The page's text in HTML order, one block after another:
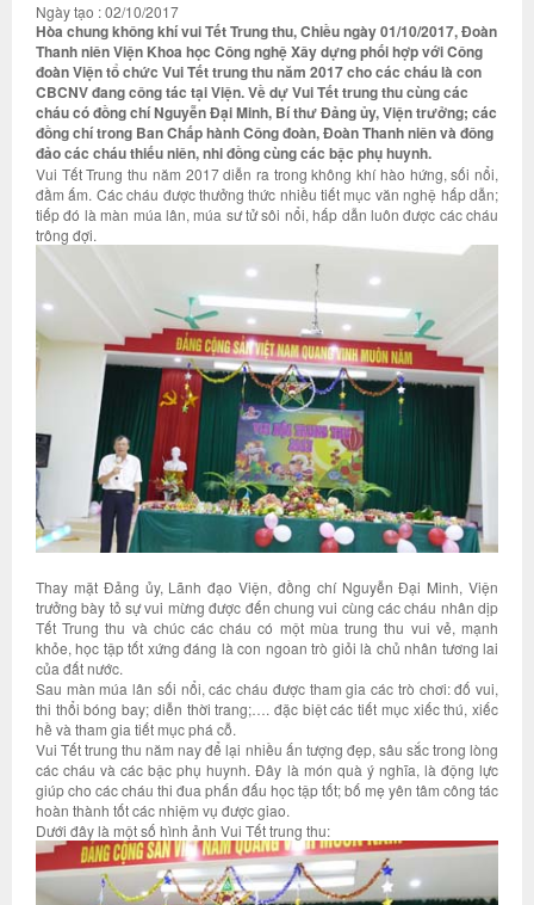
Ngày tạo : 02/10/2017
Hòa chung không khí vui Tết Trung thu, Chiều ngày 01/10/2017, Đoàn
Thanh niên Viện Khoa học Công nghệ Xây dựng phối hợp với Công
đoàn Viện tổ chức Vui Tết trung thu năm 2017 cho các cháu là con
CBCNV đang công tác tại Viện. Về dự Vui Tết trung thu cùng các
cháu có đồng chí Nguyễn Đại Minh, Bí thư Đảng ủy, Viện trưởng; các
đồng chí trong Ban Chấp hành Công đoàn, Đoàn Thanh niên và đông
đảo các cháu thiếu niên, nhi đồng cùng các bậc phụ huynh.
Vui Tết Trung thu năm 2017 diễn ra trong không khí hào hứng, sối nổi,
đầm ấm. Các cháu được thưởng thức nhiều tiết mục văn nghệ hấp dẫn;
tiếp đó là màn múa lân, múa sư tử sôi nổi, hấp dẫn luôn được các cháu
trông đợi.
Thay mặt Đảng ủy, Lãnh đạo Viện, đồng chí Nguyễn Đại Minh, Viện
trưởng bày tỏ sự vui mừng được đến chung vui cùng các cháu nhân dịp
Tết Trung thu và chúc các cháu có một mùa trung thu vui vẻ, mạnh
khỏe, học tập tốt xứng đáng là con ngoan trò giỏi là chủ nhân tương lai
của đất nước.
Sau màn múa lân sối nổi, các cháu được tham gia các trò chơi: đố vui,
thi thổi bóng bay; diễn thời trang;…. đặc biệt các tiết mục xiếc thú, xiếc
hề và tham gia tiết mục phá cỗ.
Vui Tết trung thu năm nay để lại nhiều ấn tượng đẹp, sâu sắc trong lòng
các cháu và các bậc phụ huynh. Đây là món quà ý nghĩa, là động lực
giúp cho các cháu thi đua phấn đấu học tập tốt; bố mẹ yên tâm công tác
hoàn thành tốt các nhiệm vụ được giao.
Dưới đây là một số hình ảnh Vui Tết trung thu: